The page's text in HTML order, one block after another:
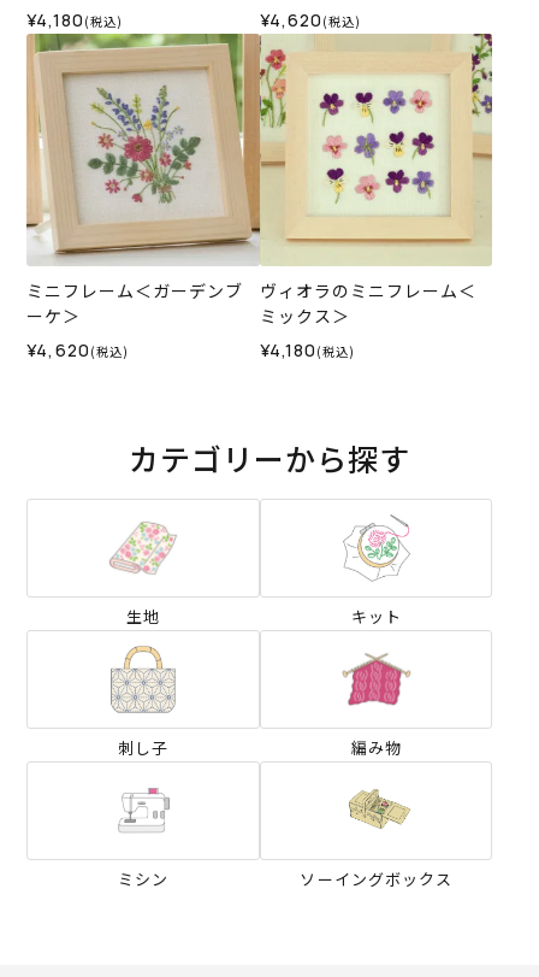
¥4,180 (税込) ¥4,620 (税込)
ミニフレーム＜ガーデンブ
ーケ＞
¥4,620 (税込)
ヴィオラのミニフレーム＜
ミックス＞
¥4,180 (税込)
カテゴリーから探す
生地 キット
刺し子 編み物
ミシン ソーイングボックス